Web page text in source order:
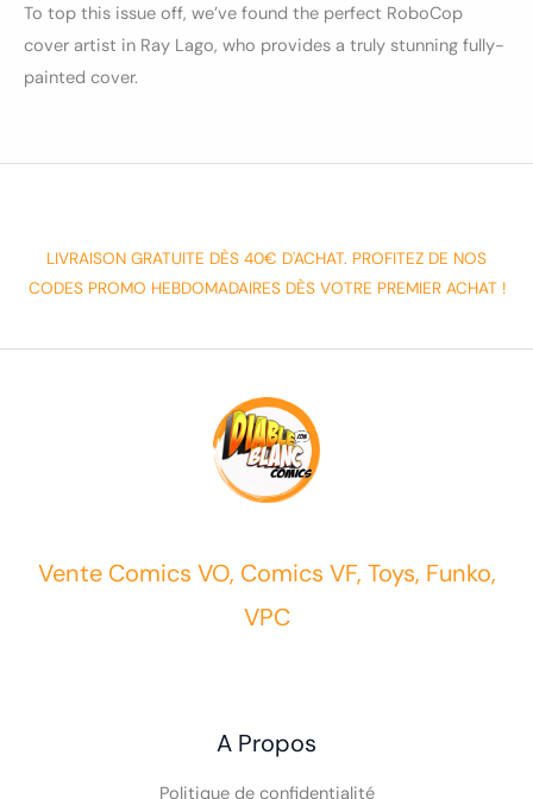
To top this issue off, we’ve found the perfect RoboCop
cover artist in Ray Lago, who provides a truly stunning fully-
painted cover.
LIVRAISON GRATUITE DÈS 40€ D'ACHAT. PROFITEZ DE NOS
CODES PROMO HEBDOMADAIRES DÈS VOTRE PREMIER ACHAT !
Vente Comics VO, Comics VF, Toys, Funko,
VPC
A Propos
Politique de confidentialité